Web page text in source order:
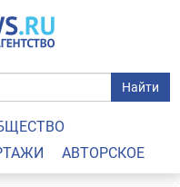
Найти
АВТОРСКОЕ